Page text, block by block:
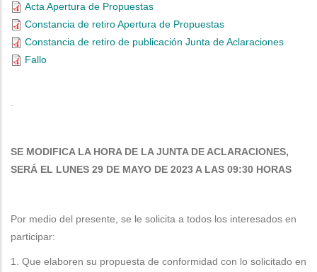
Acta Apertura de Propuestas
Constancia de retiro Apertura de Propuestas
Constancia de retiro de publicación Junta de Aclaraciones
Fallo
Comentarios:
SE MODIFICA LA HORA DE LA JUNTA DE ACLARACIONES,
SERÁ EL LUNES 29 DE MAYO DE 2023 A LAS 09:30 HORAS
Por medio del presente, se le solicita a todos los interesados en
participar:
1. Que elaboren su propuesta de conformidad con lo solicitado en